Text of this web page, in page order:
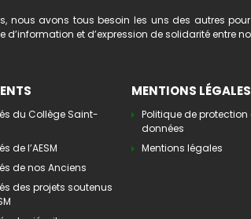
nous avons tous besoin les uns des autres
d’information et d’expression de solidarité entre
du Collège Saint-
de l’AESM
de nos Anciens
des projets soutenus
MENTIONS LÉGALES
Politique de protection
données
Mentions légales